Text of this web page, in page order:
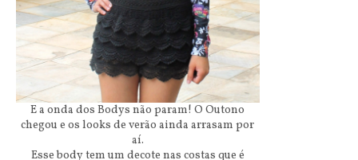
E a onda dos Bodys não param! O Outono
chegou e os looks de verão ainda arrasam por
aí.
Esse body tem um decote nas costas que é